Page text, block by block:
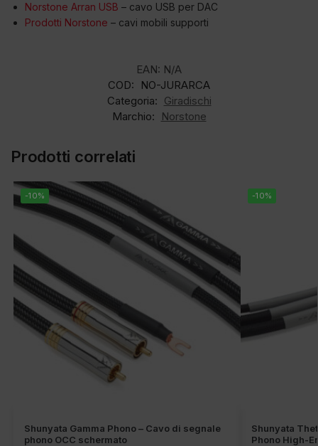
Norstone Arran USB – cavo USB per DAC
Prodotti Norstone – cavi mobili supporti
EAN: N/A
COD:
NO-JURARCA
Categoria: Giradischi
Marchio:
Norstone
Prodotti correlati
-10%
Shunyata Gamma Phono – Cavo di segnale
phono OCC schermato
-10%
Shunyata
Phono High-